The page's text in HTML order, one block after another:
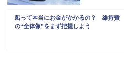
船って本当にお金がかかるの？ 維持費
の“全体像”をまず把握しよう